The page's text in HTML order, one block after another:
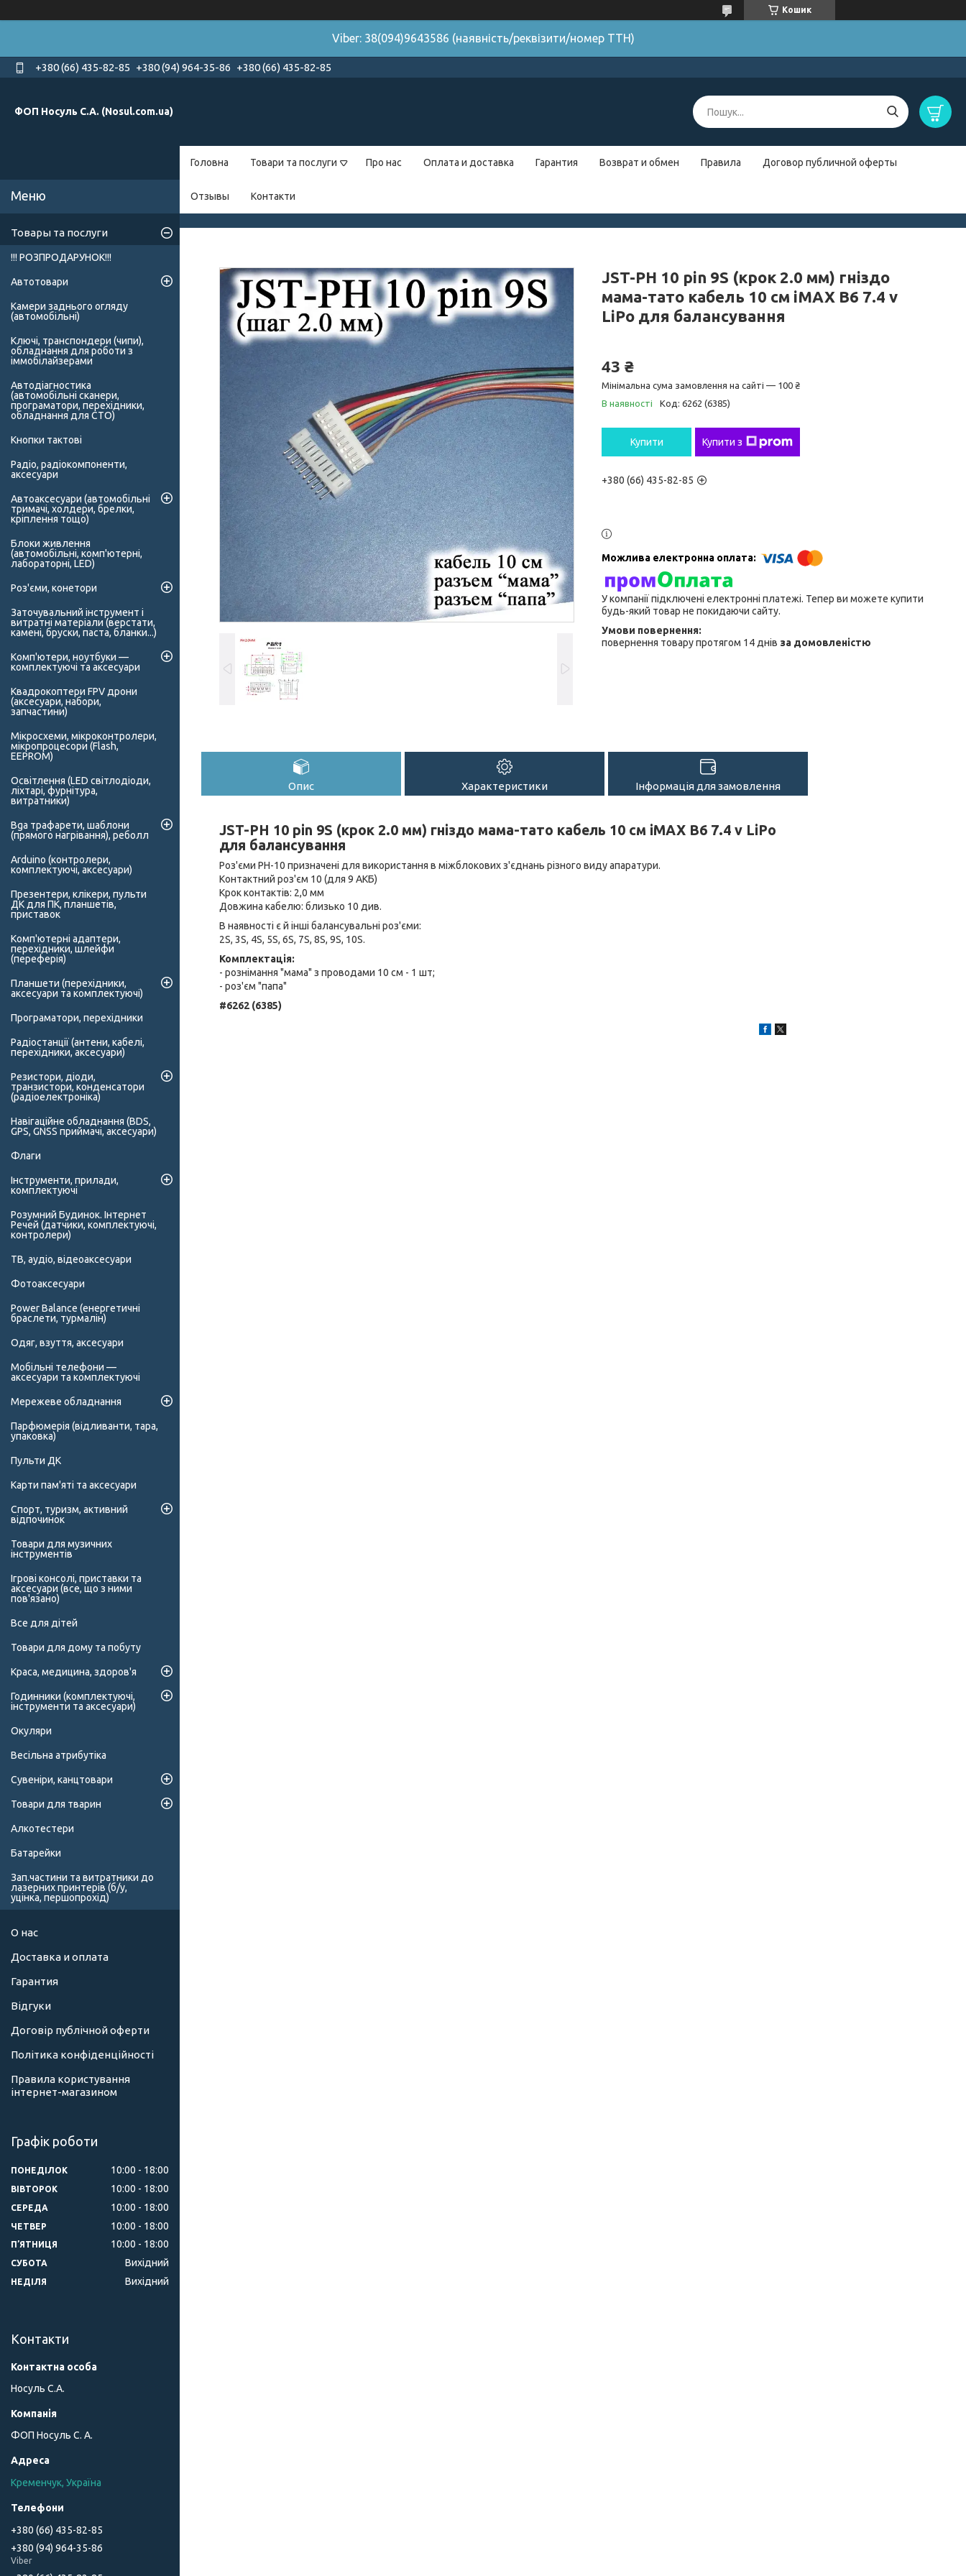
Кошик
Viber: 38(094)9643586 (наявність/реквізити/номер ТТН)
+380 (66) 435-82-85 +380 (94) 964-35-86 +380 (66) 435-82-85
ФОП Носуль С.А. (Nosul.com.ua)
Головна Товари та послуги Про нас Оплата и доставка Гарантия Возврат и обмен Правила Договор публичной оферты
Отзывы Контакти
JST-PH 10 pin 9S (крок 2.0 мм) гніздо
мама-тато кабель 10 см iMAX B6 7.4 v
LiPo для балансування
43 ₴
Мінімальна сума замовлення на сайті — 100 ₴
В наявності
Код: 6262 (6385)
Купити Купити з
+380 (66) 435-82-85
У компанії підключені електронні платежі. Тепер ви можете купити
будь-який товар не покидаючи сайту.
повернення товару протягом 14 днів за домовленістю
Опис Характеристики Інформація для замовлення
JST-PH 10 pin 9S (крок 2.0 мм) гніздо мама-тато кабель 10 см iMAX B6 7.4 v LiPo
для балансування
Роз'єми PH-10 призначені для використання в міжблокових з'єднань різного виду апаратури.
Контактний роз'єм 10 (для 9 АКБ)
Крок контактів: 2,0 мм
Довжина кабелю: близько 10 див.
В наявності є й інші балансувальні роз'єми:
2S, 3S, 4S, 5S, 6S, 7S, 8S, 9S, 10S.
Комплектація:
- рознімання "мама" з проводами 10 см - 1 шт;
- роз'єм "папа"
#6262 (6385)
Товары та послуги
!!! РОЗПРОДАРУНОК!!!
Автотовари
Камери заднього огляду
(автомобільні)
Ключі, транспондери (чипи),
обладнання для роботи з
іммобілайзерами
Автодіагностика
(автомобільні сканери,
програматори, перехідники,
обладнання для СТО)
Кнопки тактові
Радіо, радіокомпоненти,
аксесуари
Автоаксесуари (автомобільні
тримачі, холдери, брелки,
кріплення тощо)
Блоки живлення
(автомобільні, комп'ютерні,
лабораторні, LED)
Роз'єми, конетори
Заточувальний інструмент і
витратні матеріали (верстати,
камені, бруски, паста, бланки...)
Комп'ютери, ноутбуки —
комплектуючі та аксесуари
Квадрокоптери FPV дрони
(аксесуари, набори,
запчастини)
Мікросхеми, мікроконтролери,
мікропроцесори (Flash,
EEPROM)
Освітлення (LED світлодіоди,
ліхтарі, фурнітура,
витратники)
Bga трафарети, шаблони
(прямого нагрівання), реболл
Arduino (контролери,
комплектуючі, аксесуари)
Презентери, клікери, пульти
ДК для ПК, планшетів,
приставок
Комп'ютерні адаптери,
перехідники, шлейфи
(переферія)
Планшети (перехідники,
аксесуари та комплектуючі)
Програматори, перехідники
Радіостанції (антени, кабелі,
перехідники, аксесуари)
Резистори, діоди,
транзистори, конденсатори
(радіоелектроніка)
Навігаційне обладнання (BDS,
GPS, GNSS приймачі, аксесуари)
Флаги
Інструменти, прилади,
комплектуючі
Розумний Будинок. Інтернет
Речей (датчики, комплектуючі,
контролери)
ТВ, аудіо, відеоаксесуари
Фотоаксесуари
Power Balance (енергетичні
браслети, турмалін)
Одяг, взуття, аксесуари
Мобільні телефони —
аксесуари та комплектуючі
Мережеве обладнання
Парфюмерія (відливанти, тара,
упаковка)
Пульти ДК
Карти пам'яті та аксесуари
Спорт, туризм, активний
відпочинок
Товари для музичних
інструментів
Ігрові консолі, приставки та
аксесуари (все, що з ними
пов'язано)
Все для дітей
Товари для дому та побуту
Краса, медицина, здоров'я
Годинники (комплектуючі,
інструменти та аксесуари)
Окуляри
Весільна атрибутіка
Сувеніри, канцтовари
Товари для тварин
Алкотестери
Батарейки
Зап.частини та витратники до
лазерних принтерів (б/у,
уцінка, першопрохід)
О нас
Доставка и оплата
Гарантия
Відгуки
Договір публічной оферти
Політика конфіденційності
Правила користування
інтернет-магазином
Графік роботи
ПОНЕДІЛОК 10:00 18:00
ВІВТОРОК 10:00 18:00
СЕРЕДА 10:00 18:00
ЧЕТВЕР 10:00 18:00
ПʼЯТНИЦЯ 10:00 18:00
СУБОТА Вихідний
НЕДІЛЯ Вихідний
Контакти
Носуль С.А.
ФОП Носуль С. А.
Кременчук, Україна
+380 (66) 435-82-85
+380 (94) 964-35-86
Viber